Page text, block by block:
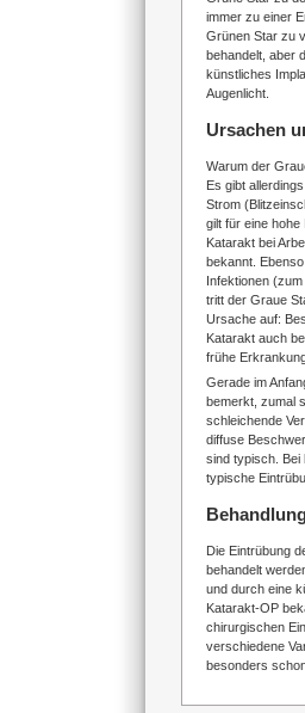
immer zu einer
Grünen Star zu
behandelt, aber
künstliches
Augenlicht.
Ursachen
Warum der
Es gibt
Strom
gilt für eine
Katarakt bei
bekannt.
Infektionen
tritt der Graue
Ursache auf:
Katarakt auch
frühe
Gerade im
bemerkt, zumal
schleichende
diffuse
sind typisch. Bei
typische
Die Eintrübung
behandelt
und durch eine
Katarakt-OP
chirurgischen
verschiedene
besonders